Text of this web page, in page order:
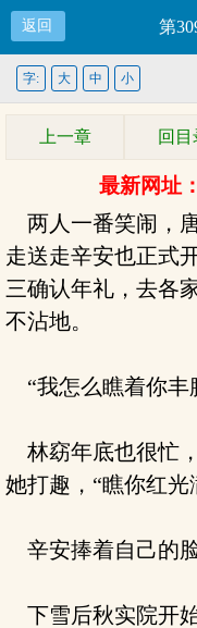
返回 第
字: 大 中 小
上一章 回目
最新网址
两人一番笑闹，
走送走辛安也正式
三确认年礼，去各
不沾地。
“我怎么瞧着你丰
林窈年底也很忙
她打趣，“瞧你红
辛安捧着自己的
下雪后秋实院开